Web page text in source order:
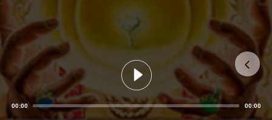
花非花，霧非霧，花開見佛普天慶
花非花，霧非霧，真主彌勒皇法傳。
00:00 00:00